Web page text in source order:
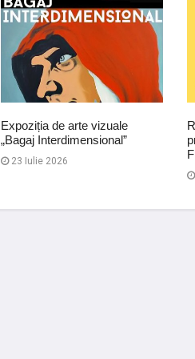
Expoziția de arte vizuale
„Bagaj Interdimensional”
23 Iulie 2026